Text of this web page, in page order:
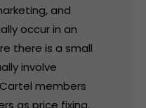
and
occur in an
there is a small
involve
members
as price fixing,